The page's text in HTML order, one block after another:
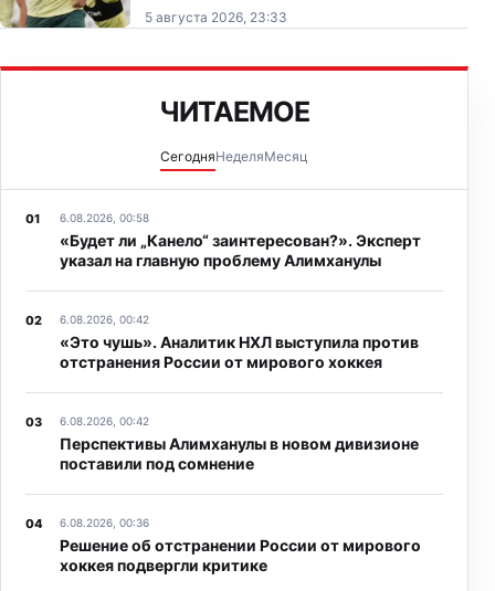
«Партизана».
5 августа 2026, 23:33
ЧИТАЕМОЕ
СегодняНеделяМесяц
6.08.2026, 00:58
«Будет ли „Канело“ заинтересован?». Эксперт
указал на главную проблему Алимханулы
6.08.2026, 00:42
«Это чушь». Аналитик НХЛ выступила против
отстранения России от мирового хоккея
6.08.2026, 00:42
Перспективы Алимханулы в новом дивизионе
поставили под сомнение
6.08.2026, 00:36
Решение об отстранении России от мирового
хоккея подвергли критике